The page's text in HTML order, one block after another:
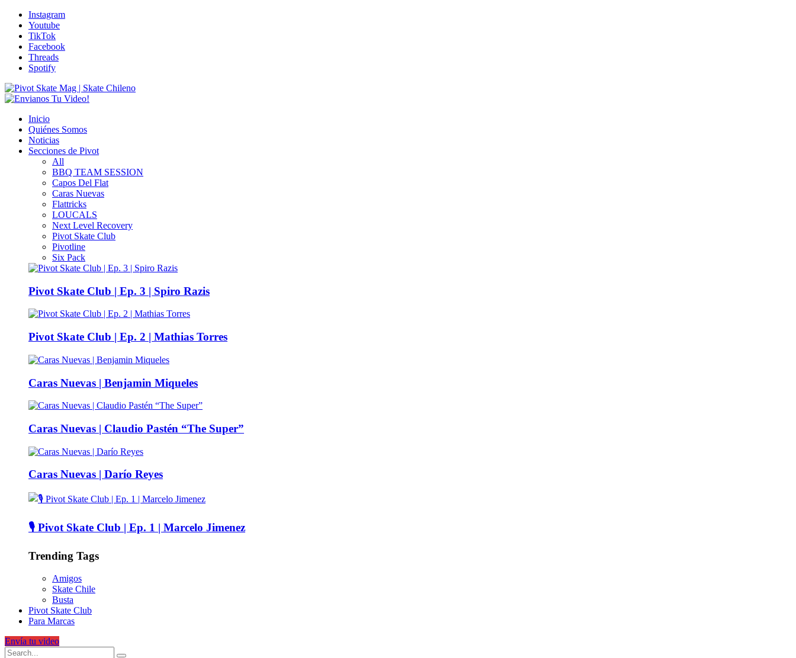
Instagram
Youtube
TikTok
Facebook
Threads
Spotify
Inicio
Quiénes Somos
Noticias
Secciones de Pivot
All
BBQ TEAM SESSION
Capos Del Flat
Caras Nuevas
Flattricks
LOUCALS
Next Level Recovery
Pivot Skate Club
Pivotline
Six Pack
Pivot Skate Club | Ep. 3 | Spiro Razis
Pivot Skate Club | Ep. 2 | Mathias Torres
Caras Nuevas | Benjamin Miqueles
Caras Nuevas | Claudio Pastén “The Super”
Caras Nuevas | Darío Reyes
🎙️ Pivot Skate Club | Ep. 1 | Marcelo Jimenez
Trending Tags
Amigos
Skate Chile
Busta
Pivot Skate Club
Para Marcas
Envía tu video